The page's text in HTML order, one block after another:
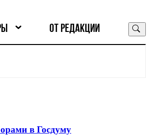
ОТ РЕДАКЦИИ
в Госдуму